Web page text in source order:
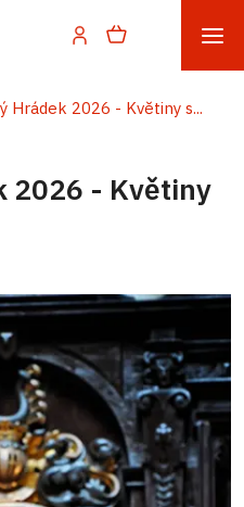
Hrádek 2026 - Květiny s...
2026 - Květiny